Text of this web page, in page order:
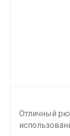
Отличный